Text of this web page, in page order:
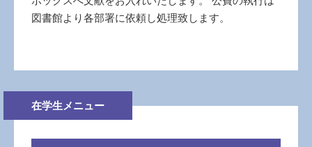
図書館より各部署に依頼し処理致します。
在学生メニュー